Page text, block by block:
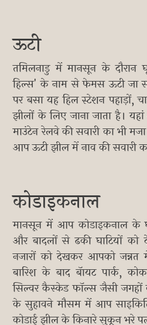
ऊटी
तमिलनाडु में मानसून के
हिल्स' के नाम से फेमस ऊटी जा
पर बसा यह हिल स्टेशन पहाड़ों,
झीलों के लिए जाना जाता है।
माउंटेन रेलवे की सवारी का भी
आप ऊटी झील में नाव की सवारी
कोडाइकनाल
मानसून में आप कोडाइकनाल के
और बादलों से ढकी घाटियों
नजारों को देखकर आपको जन्नत
बारिश के बाद बॅायट पार्क,
सिल्वर कैस्केड फॉल्स जैसी
के सुहावने मौसम में आप
कोडाई झील के किनारे सुकून भरे